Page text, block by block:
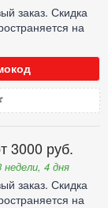
заказ. Скидка
на
3000 руб.
4 дня
заказ. Скидка
на